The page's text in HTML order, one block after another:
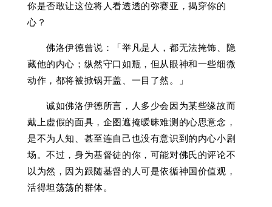
你是否敢让这位将人看透透的弥赛亚，揭穿你的
心？
佛洛伊德曾说：「举凡是人，都无法掩饰、隐
藏他的内心；纵然守口如瓶，但从眼神和一些细微
动作，都将被掀锅开盖、一目了然。」
诚如佛洛伊德所言，人多少会因为某些缘故而
戴上虚假的面具，企图遮掩暧昧难测的心思意念，
是不为人知、甚至连自己也没有意识到的内心小剧
场。不过，身为基督徒的你，可能对佛氏的评论不
以为然，因为跟随基督的人可是依循神国价值观，
活得坦荡荡的群体。